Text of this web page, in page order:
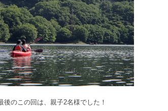
後のこの回は、親子2名様でした！